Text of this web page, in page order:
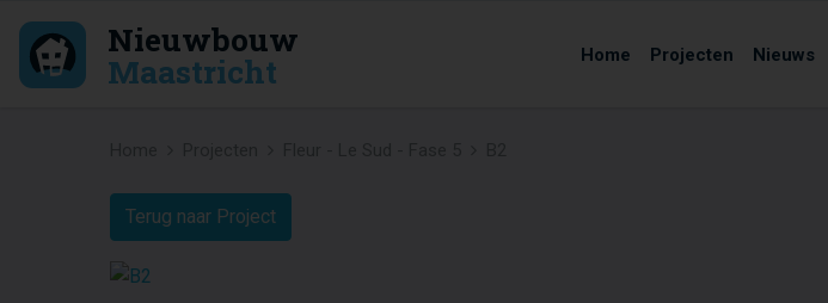
Nieuwbouw
Maastricht Home Projecten Nieuws
Terug naar Project